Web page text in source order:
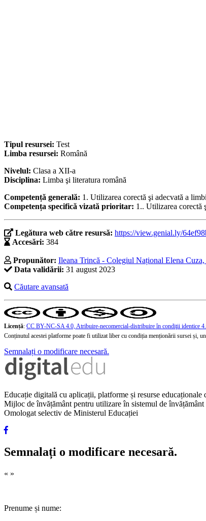
Tipul resursei: Test
Limba resursei: Română
Nivelul: Clasa a XII-a
Disciplina: Limba şi literatura română
Competență generală: 1. Utilizarea corectă şi adecvată a
Competența specifică vizată prioritar: 1.. Utilizarea corectă
Legătura web către resursă: https://view.genial.ly/
Accesări: 384
Propunător: Ileana Trincă - Colegiul Național Elena
Data validării: 31 august 2023
Căutare avansată
Licență: CC BY-NC-SA 4.0, Atribuire-necomercial-distribuire în condiţii identice
Conținutul acestei platforme poate fi utilizat liber cu condiția menționării sursei și,
Semnalați o modificare necesară.
Educație digitală cu aplicații, platforme și resurse educaționale
Mijloc de învățământ pentru utilizare în sistemul de învățământ
Omologat selectiv de Ministerul Educației
Semnalați o modificare necesară.
« »
Prenume și nume: